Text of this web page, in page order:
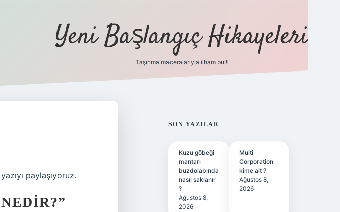
Yeni Başlangıç Hikayeleri
Taşınma maceralarıyla ilham bul!
paylaşıyoruz.
SIDEBAR
SON YAZILAR
Kuzu göbeği
mantarı
buzdolabında
nasıl saklanır
?
Ağustos 8,
2026
Multi
Corporation
kime ait ?
Ağustos 8,
2026